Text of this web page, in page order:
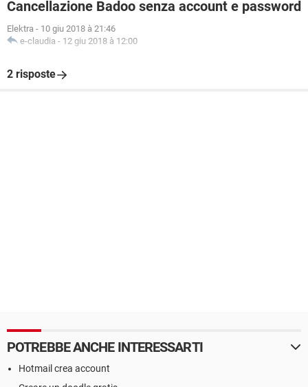
Cancellazione Badoo senza account e password
Elektra - 10 giu 2018 à 21:46
e-claudia - 12 giu 2018 à 12:00
2 risposte
POTREBBE ANCHE INTERESSARTI
Hotmail crea account